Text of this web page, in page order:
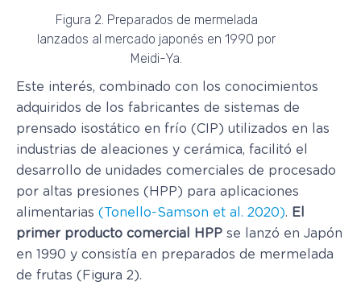
Figura 2. Preparados de mermelada
lanzados al mercado japonés en 1990 por
Meidi-Ya.
Este interés, combinado con los conocimientos
adquiridos de los fabricantes de sistemas de
prensado isostático en frío (CIP) utilizados en las
industrias de aleaciones y cerámica, facilitó el
desarrollo de unidades comerciales de procesado
por altas presiones (HPP) para aplicaciones
alimentarias (Tonello-Samson et al. 2020). El
primer producto comercial HPP se lanzó en Japón
en 1990 y consistía en preparados de mermelada
de frutas (Figura 2).